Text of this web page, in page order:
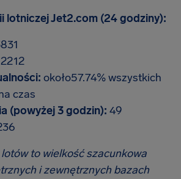
lotniczej Jet2.com (24 godziny):
2212
około57.74% wszystkich
czas
(powyżej 3 godzin): 49
to wielkość szacunkowa
i zewnętrznych bazach